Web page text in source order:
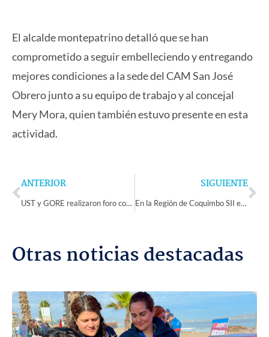
El alcalde montepatrino detalló que se han
comprometido a seguir embelleciendo y entregando
mejores condiciones a la sede del CAM San José
Obrero junto a su equipo de trabajo y al concejal
Mery Mora, quien también estuvo presente en esta
actividad.
Prev
ANTERIOR
UST y GORE realizaron foro conversatorio para abordar la atracción de inversión extranjera en la región
SIGUIENTE
En la Región de Coquimbo SII espera recibir más de 188.478 declaraciones y ofrecerá propuestas para 156.884 contribuyentes
Otras noticias destacadas